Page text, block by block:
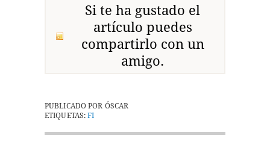
Si te ha gustado el
artículo puedes
compartirlo con un
amigo.
PUBLICADO POR ÓSCAR
ETIQUETAS:FI